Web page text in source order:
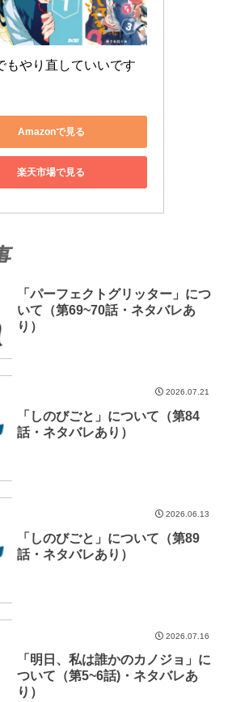
もやり直していいです
Amazonで見る
楽天市場で見る
「パーフェクトグリッター」につ
いて（第69~70話・ネタバレあ
り）
2026.07.21
「しのびごと」について（第84
話・ネタバレあり）
2026.06.13
「しのびごと」について（第89
話・ネタバレあり）
2026.07.16
「明日、私は誰かのカノジョ」に
ついて（第5~6話)・ネタバレあ
り）